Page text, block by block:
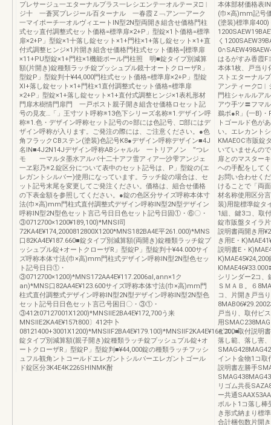
プレサージュ一エターナルプラス一レシエンテ一オルテーヌ□︱
ジ十 一蒼冥プレジール百ターナル 一春霞Ｚ﹁アン一アーク
一マイポーチ一オルヴィエートlN型2N型両開き組含せ価格門柱
式セッ直付調整式セッ卜価格=標準扉×2+P」型錠×1卜価格=標準
扉×2+P」型錠×1十落し錠セット×1+門柱×1+落し錠セット×1+直
付式調整ヒンジ×1片開き組含せ価格門柱式セット価格=[標準扉
×11+PU型錠×1+門柱×1機能ポール門柱照 明■錠タイプ別減算
額(片開き)錠種類ラッチ錠プッシュプル鏡十オートクローザR」
型錠P」型錠判十¥44,000門柱式セット価格=標準扉×2+P」型錠
Xl+落し錠セット×1+門柱×1直付調整式セット価格=標準扉
×2+P」型錠×1+落し錠セット×1+直付式調整ヒンジ×1表札形材
門扉木樹情門扉門 一戸ポスト親子開き組含せ価格ロセット記
号の見友…「」王寸ツト呼称※13色下シリーズ名称※1.デザイン呼
称※1.色・デザイン呼称セット記号の○部には色記号、□部にはデ
ザイン呼称が入ります。ご発注の際には、ご注意ください。●色
角フラックCBステン(塗装)色記号K8●デザイン呼称デザイン■4J
名lN■4J2N14Jデザイン呼称ABシャルル 一トリアノン ”つレ
モ 一マルタ墨水アルバ十二十アフ雪アィア一沙雫アンジェ
一ヱ彩乃※2.錠区分について表中のセット記号は、P」型錠の(エ
レガントシルバー)使用になっています。ラッチ錠の場合は、セ
ット記号末尾を変更してご発注ください。価格は、組合せ価格
の下表金額を参照してください。●錠の色区分サイズ呼称本体寸
法(巾×高)mm門柱式直付調整式デザイン呼称lN型2N型デザイン
呼称lN型2N型色セット言己号日日色セット記号日固①・⑥〇・
③0712700×1200¥189,100)*MNSI司
72KA4E¥174,2000812800X1200*MNS182BA4E平261.000)*MNS
口82KA4E¥187.660■錠タイプ別減算額(両開き)錠種類ラッチ錠プ
ッシュプル錠+オートクローザR」型錠P」型錠判十¥44.000サイ
ズ呼称本体寸法(巾×高)mm門柱式デザイン呼称lN型2N型色セッ
ト記号日日①・
③0712700×1200)*MNS172AA4E¥117.2006al,ann×1ク
an)*MNS口82AA4E¥123.600サイズ呼称本体寸法(巾×高)mm門
柱式直付調整式デザイン呼称lN型2N型デザイン呼称lN型2N型色
セット記号日日色セット言己号困日〇・③①・
③412t07127001X1200)*MNSIIE2BA4E¥172,700う来
MNSIIE2KA4E¥157t800〕412中卜
08121400+3001X1200)*MNSIIF2BA4E¥179.100)*MNSIIF2KA4E¥164.200■
錠タイプ別減算額(親子開き)錠種類ラッチ錠プッシュプル錠+オ
ートクローザR」型錠P」型錠判■¥44,000錠の種類ラッチフッシ
ュフル観角ントコールドエレガントシルバーエレガントゴール
ド錠区分3K4E4K226SHINMK酎
本体部材価格表
(巾×高)mm記号
(塗装)標準扉400)
く
はるがすみ香霞F
本体1枚、戸当
ストエターナル
アンティーク□︱
門柱シャルルア
アウ手ツ〓フマ
鵜ボ●R」(一B)・
トゴールド色が
い。エレカント
KMAEOC市販錠
いていませんの
扉とのマスター
ヘの手配をして
お問い合わせく
けることで「両
材名称使用区分
装)用龍標準錠タ
1組、鍵3コ、取
錠市販盤タイラ
説明書両開き用
き用E・
説明書E・
ЮMAE46¥33.000
シリンダー2コ、
ＳＭＡＢ。６
コ、片開き戸当
戸当り、取付ビ
用
ビス、取付説明
落し範、落し害
イント金物1コ取
説明書左勝手
リゴム共長
ー共通
ボルト1コ落し棒
き形式納まり標
合計梱包数片開